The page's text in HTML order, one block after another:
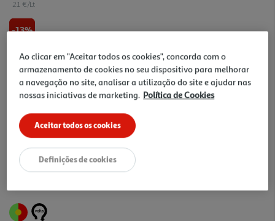
2.1 €/Lt
-13%
Price reduced from
4,79 €to
4,15 €
+0,60 € Depósito
Promoção:de 16/6/2026 a 30/9/2026
Notas de preparação
Ao clicar em "Aceitar todos os cookies", concorda com o
armazenamento de cookies no seu dispositivo para melhorar
a navegação no site, analisar a utilização do site e ajudar nas
nossas iniciativas de marketing. Política de Cookies
Aceitar todos os cookies
Definições de cookies